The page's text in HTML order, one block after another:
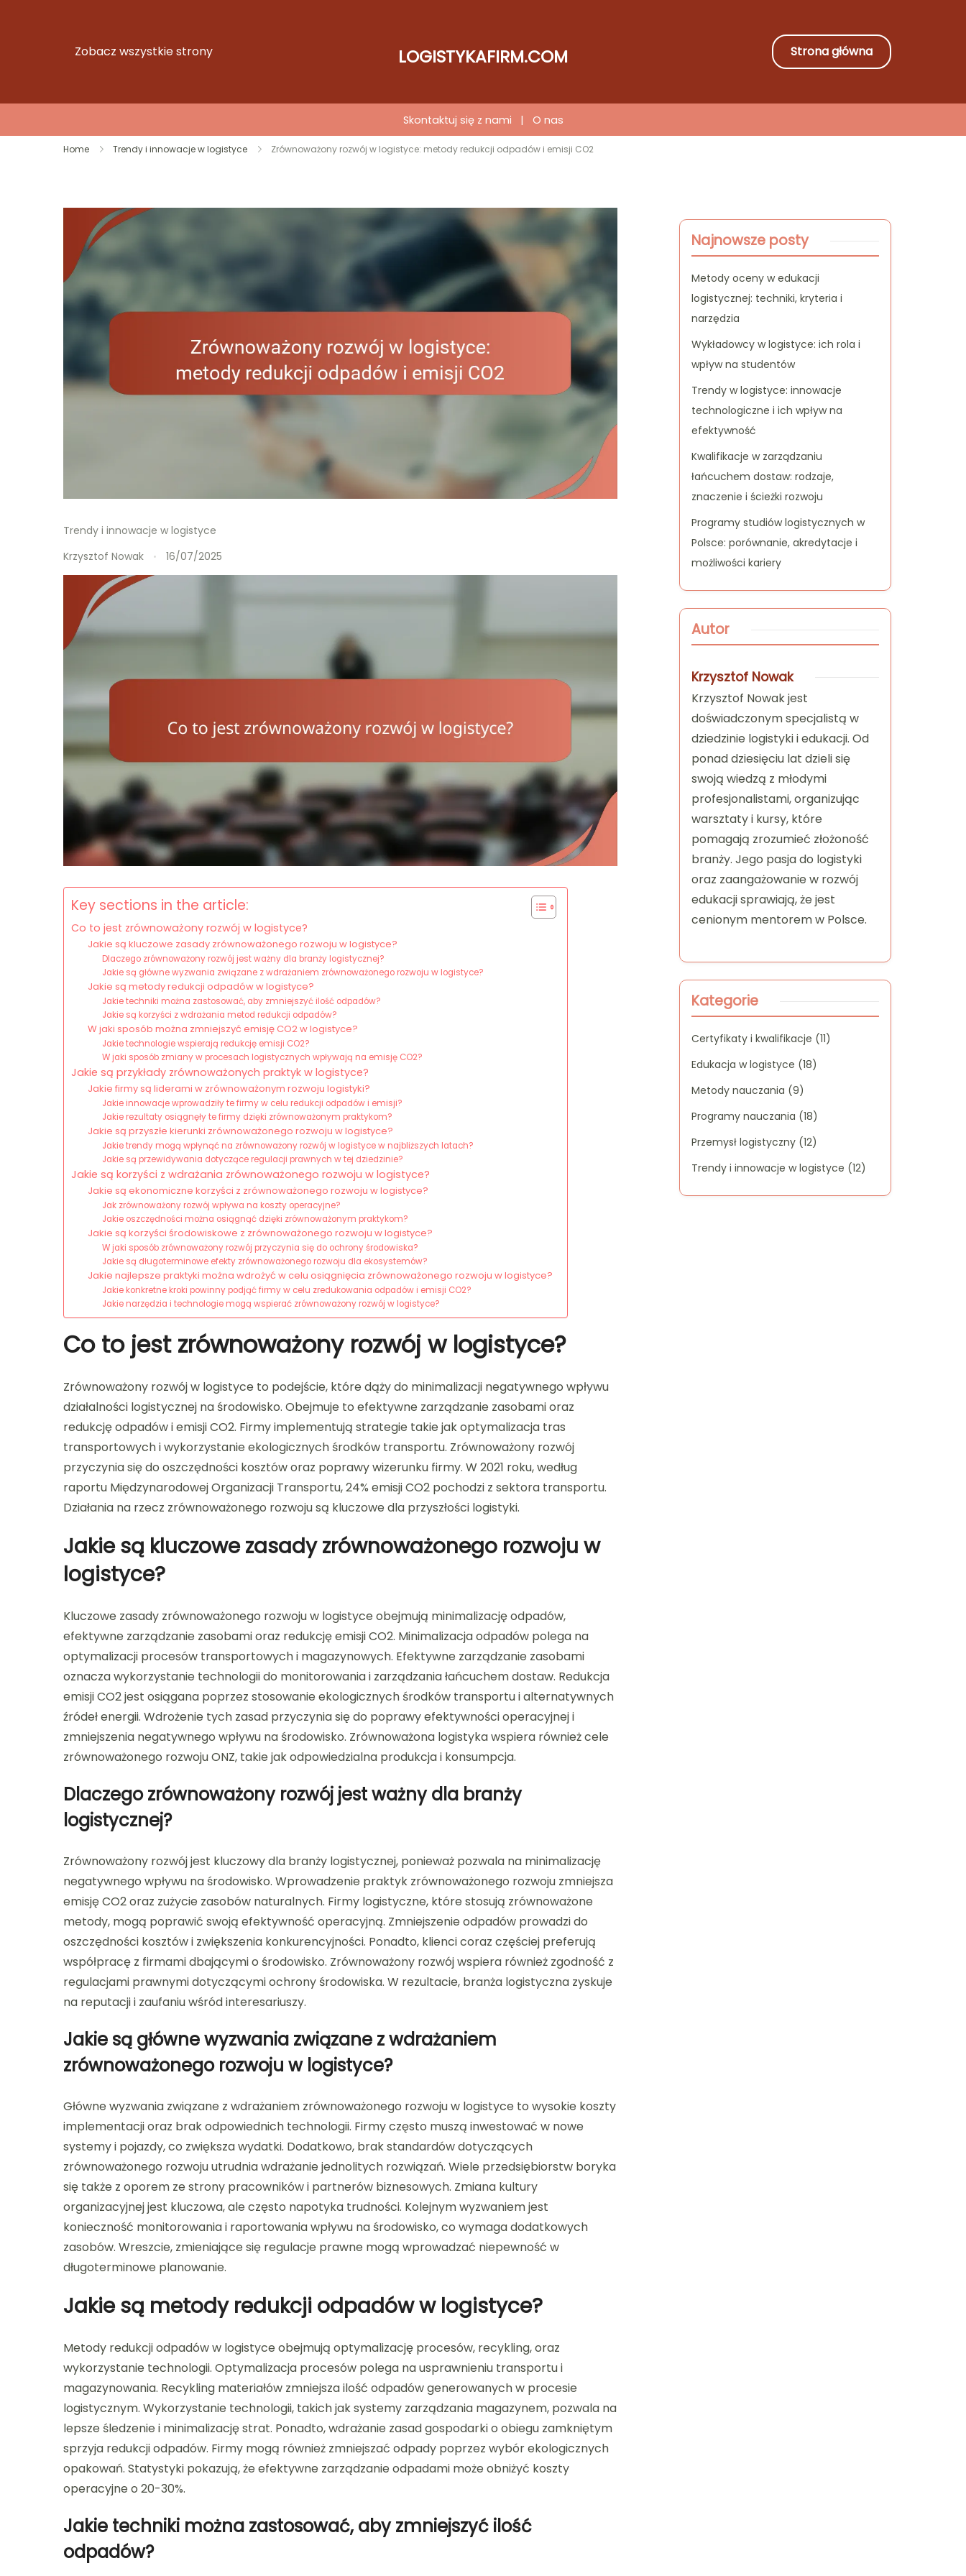
Zobacz wszystkie strony LOGISTYKAFIRM.COM Strona główna
Skontaktuj się z nami | O nas
Home Trendy i innowacje w logistyce Zrównoważony rozwój w logistyce: metody redukcji odpadów i emisji CO2
Trendy i innowacje w logistyce
Krzysztof Nowak
16/07/2025
Key sections in the article:
Co to jest zrównoważony rozwój w logistyce?
Jakie są kluczowe zasady zrównoważonego rozwoju w logistyce?
Dlaczego zrównoważony rozwój jest ważny dla branży logistycznej?
Jakie są główne wyzwania związane z wdrażaniem zrównoważonego rozwoju w logistyce?
Jakie są metody redukcji odpadów w logistyce?
Jakie techniki można zastosować, aby zmniejszyć ilość odpadów?
Jakie są korzyści z wdrażania metod redukcji odpadów?
W jaki sposób można zmniejszyć emisję CO2 w logistyce?
Jakie technologie wspierają redukcję emisji CO2?
W jaki sposób zmiany w procesach logistycznych wpływają na emisję CO2?
Jakie są przykłady zrównoważonych praktyk w logistyce?
Jakie firmy są liderami w zrównoważonym rozwoju logistyki?
Jakie innowacje wprowadziły te firmy w celu redukcji odpadów i emisji?
Jakie rezultaty osiągnęły te firmy dzięki zrównoważonym praktykom?
Jakie są przyszłe kierunki zrównoważonego rozwoju w logistyce?
Jakie trendy mogą wpłynąć na zrównoważony rozwój w logistyce w najbliższych latach?
Jakie są przewidywania dotyczące regulacji prawnych w tej dziedzinie?
Jakie są korzyści z wdrażania zrównoważonego rozwoju w logistyce?
Jakie są ekonomiczne korzyści z zrównoważonego rozwoju w logistyce?
Jak zrównoważony rozwój wpływa na koszty operacyjne?
Jakie oszczędności można osiągnąć dzięki zrównoważonym praktykom?
Jakie są korzyści środowiskowe z zrównoważonego rozwoju w logistyce?
W jaki sposób zrównoważony rozwój przyczynia się do ochrony środowiska?
Jakie są długoterminowe efekty zrównoważonego rozwoju dla ekosystemów?
Jakie najlepsze praktyki można wdrożyć w celu osiągnięcia zrównoważonego rozwoju w logistyce?
Jakie konkretne kroki powinny podjąć firmy w celu zredukowania odpadów i emisji CO2?
Jakie narzędzia i technologie mogą wspierać zrównoważony rozwój w logistyce?
Co to jest zrównoważony rozwój w logistyce?
Zrównoważony rozwój w logistyce to podejście, które dąży do minimalizacji negatywnego wpływu
działalności logistycznej na środowisko. Obejmuje to efektywne zarządzanie zasobami oraz
redukcję odpadów i emisji CO2. Firmy implementują strategie takie jak optymalizacja tras
transportowych i wykorzystanie ekologicznych środków transportu. Zrównoważony rozwój
przyczynia się do oszczędności kosztów oraz poprawy wizerunku firmy. W 2021 roku, według
raportu Międzynarodowej Organizacji Transportu, 24% emisji CO2 pochodzi z sektora transportu.
Działania na rzecz zrównoważonego rozwoju są kluczowe dla przyszłości logistyki.
Jakie są kluczowe zasady zrównoważonego rozwoju w
logistyce?
Kluczowe zasady zrównoważonego rozwoju w logistyce obejmują minimalizację odpadów,
efektywne zarządzanie zasobami oraz redukcję emisji CO2. Minimalizacja odpadów polega na
optymalizacji procesów transportowych i magazynowych. Efektywne zarządzanie zasobami
oznacza wykorzystanie technologii do monitorowania i zarządzania łańcuchem dostaw. Redukcja
emisji CO2 jest osiągana poprzez stosowanie ekologicznych środków transportu i alternatywnych
źródeł energii. Wdrożenie tych zasad przyczynia się do poprawy efektywności operacyjnej i
zmniejszenia negatywnego wpływu na środowisko. Zrównoważona logistyka wspiera również cele
zrównoważonego rozwoju ONZ, takie jak odpowiedzialna produkcja i konsumpcja.
Dlaczego zrównoważony rozwój jest ważny dla branży
logistycznej?
Zrównoważony rozwój jest kluczowy dla branży logistycznej, ponieważ pozwala na minimalizację
negatywnego wpływu na środowisko. Wprowadzenie praktyk zrównoważonego rozwoju zmniejsza
emisję CO2 oraz zużycie zasobów naturalnych. Firmy logistyczne, które stosują zrównoważone
metody, mogą poprawić swoją efektywność operacyjną. Zmniejszenie odpadów prowadzi do
oszczędności kosztów i zwiększenia konkurencyjności. Ponadto, klienci coraz częściej preferują
współpracę z firmami dbającymi o środowisko. Zrównoważony rozwój wspiera również zgodność z
regulacjami prawnymi dotyczącymi ochrony środowiska. W rezultacie, branża logistyczna zyskuje
na reputacji i zaufaniu wśród interesariuszy.
Jakie są główne wyzwania związane z wdrażaniem
zrównoważonego rozwoju w logistyce?
Główne wyzwania związane z wdrażaniem zrównoważonego rozwoju w logistyce to wysokie koszty
implementacji oraz brak odpowiednich technologii. Firmy często muszą inwestować w nowe
systemy i pojazdy, co zwiększa wydatki. Dodatkowo, brak standardów dotyczących
zrównoważonego rozwoju utrudnia wdrażanie jednolitych rozwiązań. Wiele przedsiębiorstw boryka
się także z oporem ze strony pracowników i partnerów biznesowych. Zmiana kultury
organizacyjnej jest kluczowa, ale często napotyka trudności. Kolejnym wyzwaniem jest
konieczność monitorowania i raportowania wpływu na środowisko, co wymaga dodatkowych
zasobów. Wreszcie, zmieniające się regulacje prawne mogą wprowadzać niepewność w
długoterminowe planowanie.
Jakie są metody redukcji odpadów w logistyce?
Metody redukcji odpadów w logistyce obejmują optymalizację procesów, recykling, oraz
wykorzystanie technologii. Optymalizacja procesów polega na usprawnieniu transportu i
magazynowania. Recykling materiałów zmniejsza ilość odpadów generowanych w procesie
logistycznym. Wykorzystanie technologii, takich jak systemy zarządzania magazynem, pozwala na
lepsze śledzenie i minimalizację strat. Ponadto, wdrażanie zasad gospodarki o obiegu zamkniętym
sprzyja redukcji odpadów. Firmy mogą również zmniejszać odpady poprzez wybór ekologicznych
opakowań. Statystyki pokazują, że efektywne zarządzanie odpadami może obniżyć koszty
operacyjne o 20-30%.
Jakie techniki można zastosować, aby zmniejszyć ilość
odpadów?
Najnowsze posty
Metody oceny w edukacji
logistycznej: techniki, kryteria i
narzędzia
Wykładowcy w logistyce: ich rola i
wpływ na studentów
Trendy w logistyce: innowacje
technologiczne i ich wpływ na
efektywność
Kwalifikacje w zarządzaniu
łańcuchem dostaw: rodzaje,
znaczenie i ścieżki rozwoju
Programy studiów logistycznych w
Polsce: porównanie, akredytacje i
możliwości kariery
Autor
Krzysztof Nowak
Krzysztof Nowak jest
doświadczonym specjalistą w
dziedzinie logistyki i edukacji. Od
ponad dziesięciu lat dzieli się
swoją wiedzą z młodymi
profesjonalistami, organizując
warsztaty i kursy, które
pomagają zrozumieć złożoność
branży. Jego pasja do logistyki
oraz zaangażowanie w rozwój
edukacji sprawiają, że jest
cenionym mentorem w Polsce.
Kategorie
Certyfikaty i kwalifikacje (11)
Edukacja w logistyce (18)
Metody nauczania (9)
Programy nauczania (18)
Przemysł logistyczny(12)
Trendy i innowacje w logistyce (12)